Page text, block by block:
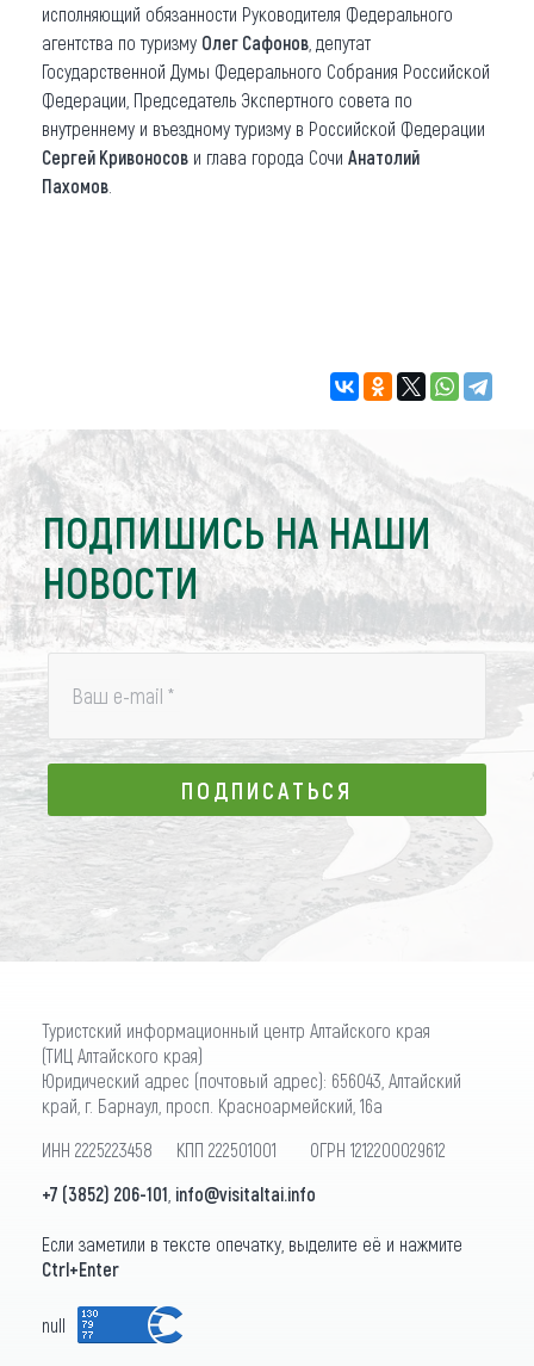
исполняющий обязанности Руководителя Федерального
агентства по туризму Олег Сафонов , депутат
Государственной Думы Федерального Собрания Российской
Федерации, Председатель Экспертного совета по
внутреннему и въездному туризму в Российской Федерации
Сергей Кривоносов и глава города Сочи Анатолий
Пахомов
ПОДПИШИСЬ НА НАШИ
НОВОСТИ
Ваш e-mail *
ПОДПИСАТЬСЯ
ПОДПИСАТЬСЯ
Туристский информационный центр Алтайского края
(ТИЦ Алтайского края)
Юридический адрес (почтовый адрес): 656043, Алтайский
край, г. Барнаул, просп. Красноармейский, 16а
ИНН 2225223458 КПП 222501001 ОГРН 1212200029612
+7 (3852) 206-101 info@visitaltai.info
Если заметили в тексте опечатку, выделите её и нажмите
Ctrl+Enter
null